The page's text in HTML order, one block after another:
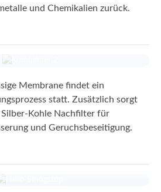
und Chemikalien zurück.
Kombi-Filter
Membrane findet ein
statt. Zusätzlich sorgt
Kohle Nachfilter für
und Geruchsbeseitigung.